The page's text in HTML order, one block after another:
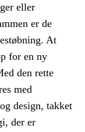
eller
er de
At
for en ny
den rette
med
design, takket
der er